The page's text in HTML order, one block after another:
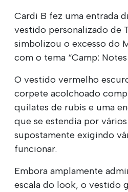
Cardi B fez uma entrada
vestido personalizado de
simbolizou o excesso do
com o tema “Camp: Notes
O vestido vermelho
corpete acolchoado
quilates de rubis e uma
que se estendia por
supostamente exigindo
funcionar.
Embora amplamente
escala do look, o vestido